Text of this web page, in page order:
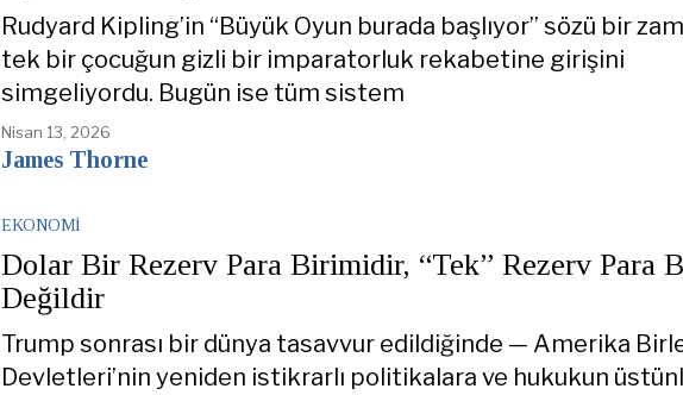
Rudyard Kipling’in “Büyük Oyun burada başlıyor” sözü bir
tek bir çocuğun gizli bir imparatorluk rekabetine girişini
simgeliyordu. Bugün ise tüm sistem
Nisan 13, 2026
James Thorne
EKONOMI
Dolar Bir Rezerv Para Birimidir, “Tek” Rezerv Para
Değildir
Trump sonrası bir dünya tasavvur edildiğinde — Amerika
Devletleri’nin yeniden istikrarlı politikalara ve hukukun